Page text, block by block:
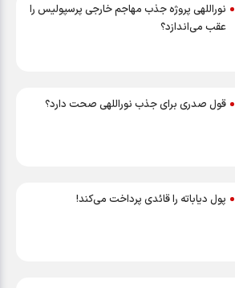
نوراللهی پروژه جذب مهاجم خارجی پرسپولیس را
عقب می‌اندازد؟
قول صدری برای جذب نوراللهی صحت دارد؟
پول دیاباته را قائدی پرداخت می‌کند!